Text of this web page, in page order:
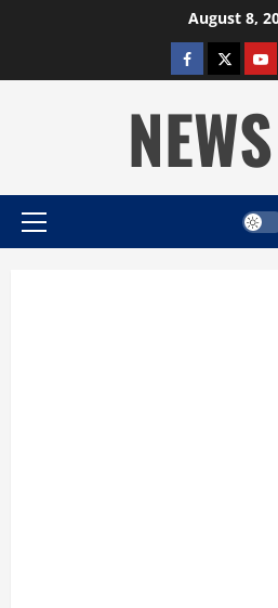
August 8,
facebooktwitter
Primary